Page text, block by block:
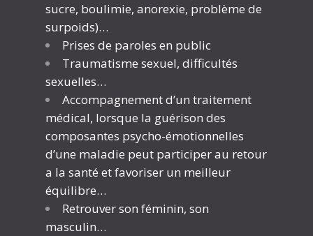
sucre, boulimie, anorexie, problème de
surpoids)…
Prises de paroles en public
Traumatisme sexuel, difficultés
sexuelles…
Accompagnement d’un traitement
médical, lorsque la guérison des
composantes psycho-émotionnelles
d’une maladie peut participer au retour
a la santé et favoriser un meilleur
équilibre…
Retrouver son féminin, son
masculin…
Arrêtez de fuir, de mettre des